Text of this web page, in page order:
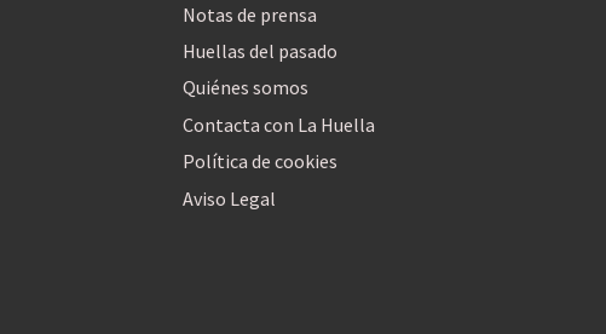
Notas de prensa
Huellas del pasado
Quiénes somos
Contacta con La Huella
Política de cookies
Aviso Legal